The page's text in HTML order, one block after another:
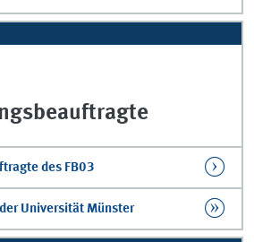
des FB03
Universität Münster